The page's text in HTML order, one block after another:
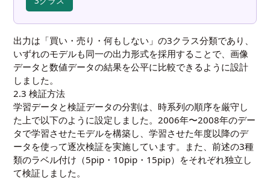
出力は「買い・売り・何もしない」の3クラス分類であり、
いずれのモデルも同一の出力形式を採用することで、画像
データと数値データの結果を公平に比較できるように設計
しました。
2.3 検証方法
学習データと検証データの分割は、時系列の順序を厳守し
た上で以下のように設定しました。2006年〜2008年のデー
タで学習させたモデルを構築し、学習させた年度以降のデ
ータを使って逐次検証を実施しています。また、前述の3種
類のラベル付け（5pip・10pip・15pip）をそれぞれ独立し
て検証しました。